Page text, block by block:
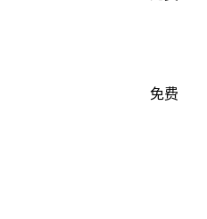
免费